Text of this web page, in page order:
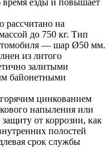
рассчитано на
до 750 кг. Тип
— шар Ø50 мм.
из литого
залитыми
байонетными
цинкованием
напыления или
от коррозии, как
полостей
срок службы